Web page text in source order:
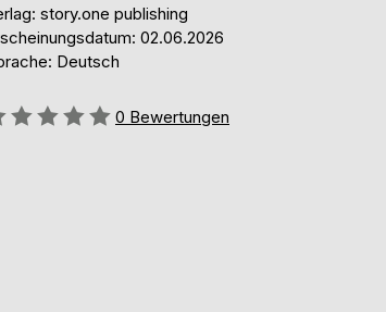
story.one publishing
02.06.2026
Deutsch
0 Bewertungen